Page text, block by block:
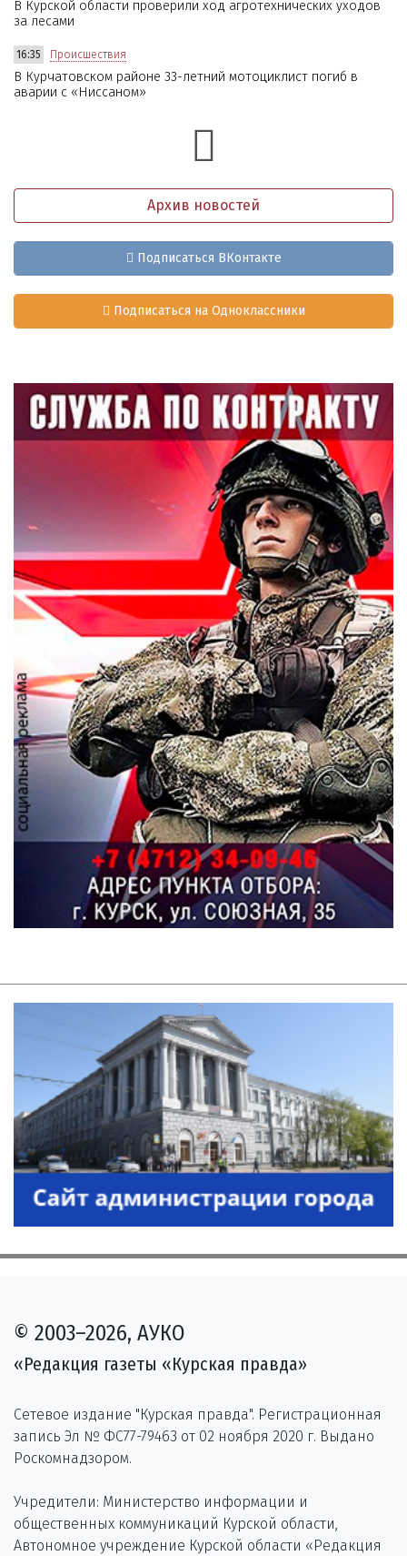
В Курской области проверили ход агротехнических уходов
за лесами
16:35 Происшествия
В Курчатовском районе 33-летний мотоциклист погиб в
аварии с «Ниссаном»
Архив новостей
Подписаться ВКонтакте
Подписаться на Одноклассники
© 2003–2026, АУКО
«Редакция газеты «Курская правда»
Сетевое издание "Курская правда". Регистрационная
запись Эл № ФС77-79463 от 02 ноября 2020 г. Выдано
Роскомнадзором.
Учредители: Министерство информации и
общественных коммуникаций Курской области,
Автономное учреждение Курской области «Редакция